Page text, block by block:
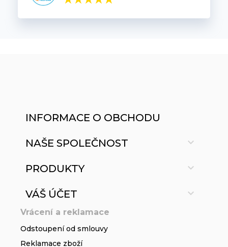
INFORMACE O OBCHODU
NAŠE SPOLEČNOST 
PRODUKTY 
VÁŠ ÚČET 
Vrácení a reklamace
Odstoupení od smlouvy
Reklamace zboží